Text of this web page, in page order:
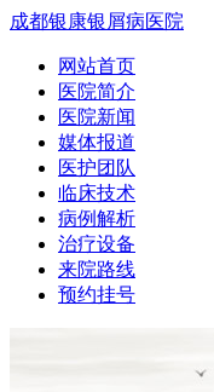
成都银康银屑病医院
网站首页
医院简介
医院新闻
媒体报道
医护团队
临床技术
病例解析
治疗设备
来院路线
预约挂号